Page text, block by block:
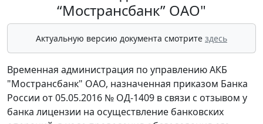
“Мострансбанк” ОАО"
Актуальную версию документа смотрите здесь
Временная администрация по управлению АКБ
"Мострансбанк" ОАО, назначенная приказом Банка
России от 05.05.2016 № ОД-1409 в связи с отзывом у
банка лицензии на осуществление банковских